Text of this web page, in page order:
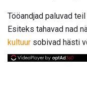
Tööandjad paluvad
Esiteks tahavad nad
kultuur sobivad hästi